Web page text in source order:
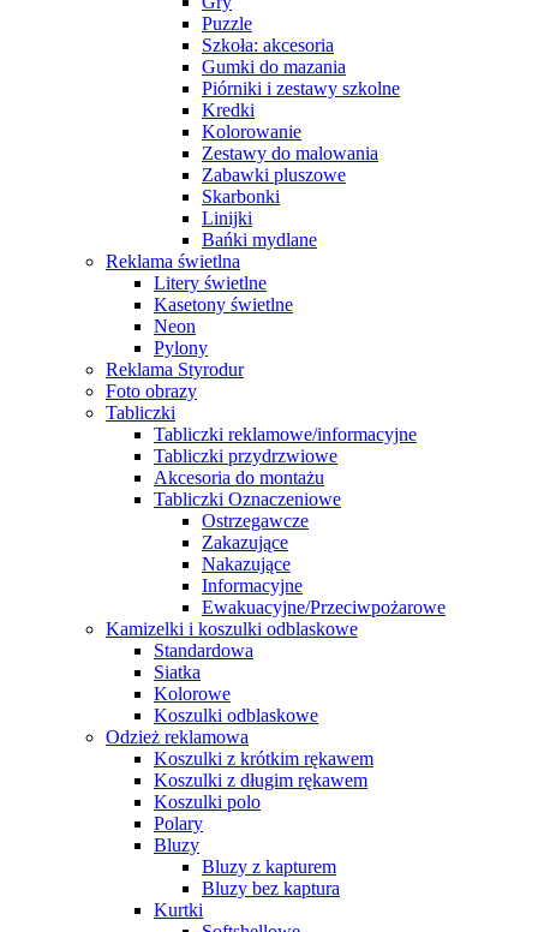
Puzzle
Szkoła: akcesoria
Gumki do mazania
Piórniki i zestawy szkolne
Kredki
Kolorowanie
Zestawy do malowania
Zabawki pluszowe
Skarbonki
Linijki
Bańki mydlane
Reklama świetlna
Litery świetlne
Kasetony świetlne
Neon
Pylony
Reklama Styrodur
Foto obrazy
Tabliczki
Tabliczki reklamowe/informacyjne
Tabliczki przydrzwiowe
Akcesoria do montażu
Tabliczki Oznaczeniowe
Ostrzegawcze
Zakazujące
Nakazujące
Informacyjne
Ewakuacyjne/Przeciwpożarowe
Kamizelki i koszulki odblaskowe
Standardowa
Siatka
Kolorowe
Koszulki odblaskowe
Odzież reklamowa
Koszulki z krótkim rękawem
Koszulki z długim rękawem
Koszulki polo
Polary
Bluzy
Bluzy z kapturem
Bluzy bez kaptura
Kurtki